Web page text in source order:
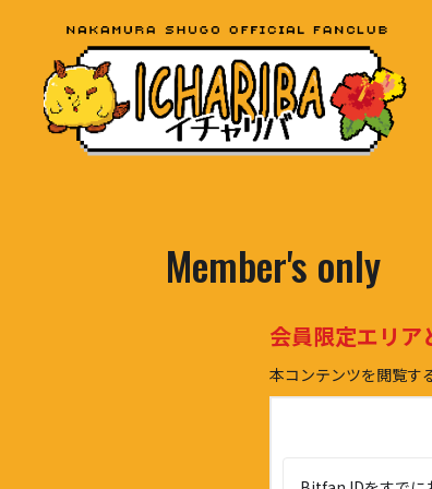
Member's only
会員限定エリア
本コンテンツを閲覧す